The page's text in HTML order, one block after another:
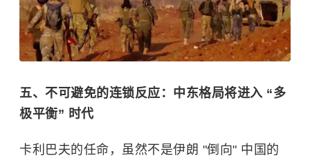
五、不可避免的连锁反应：中东格局将进入 “多
极平衡” 时代
卡利巴夫的任命，虽然不是伊朗 "倒向" 中国的